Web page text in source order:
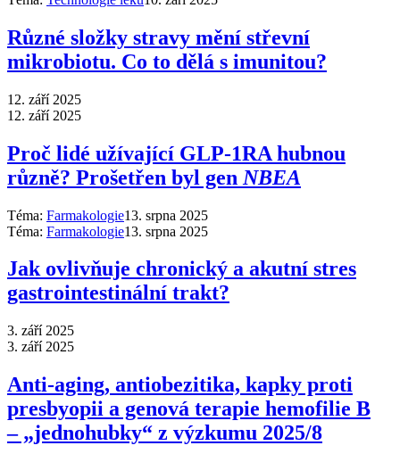
Různé složky stravy mění střevní
mikrobiotu. Co to dělá s imunitou?
12. září 2025
12. září 2025
Proč lidé užívající GLP-1RA hubnou
různě? Prošetřen byl gen NBEA
Téma: Farmakologie13. srpna 2025
Téma: Farmakologie13. srpna 2025
Jak ovlivňuje chronický a akutní stres
gastrointestinální trakt?
3. září 2025
3. září 2025
Anti‑aging, antiobezitika, kapky proti
presbyopii a genová terapie hemofilie B
–⁠ „jednohubky“ z výzkumu 2025/8